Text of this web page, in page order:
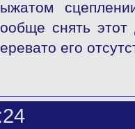
снять
его